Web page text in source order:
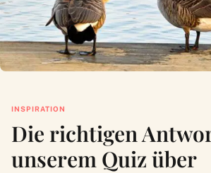
INSPIRATION
Die richtigen
unserem Quiz über